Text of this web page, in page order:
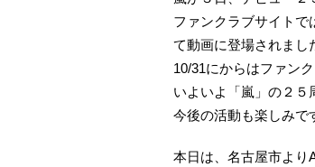
ファンクラブサイトで
て動画に登場されまし
10/31にからはファン
いよいよ「嵐」の２５
今後の活動も楽しみで
本日は、名古屋市より